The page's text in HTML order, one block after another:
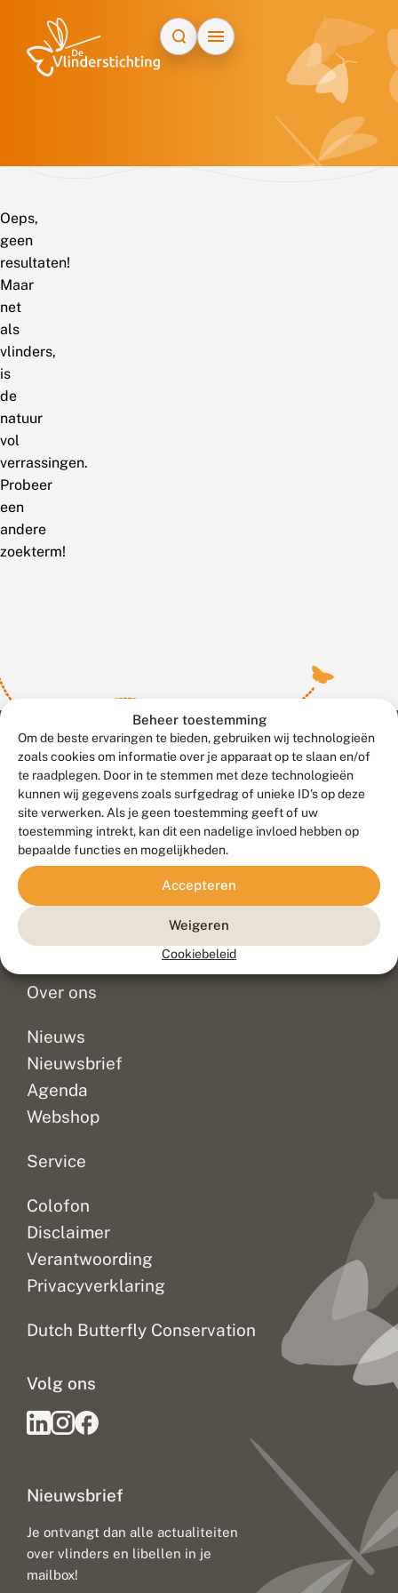
Beheer toestemming
Om de beste ervaringen te bieden, gebruiken wij technologieën
zoals cookies om informatie over je apparaat op te slaan en/of
te raadplegen. Door in te stemmen met deze technologieën
kunnen wij gegevens zoals surfgedrag of unieke ID's op deze
site verwerken. Als je geen toestemming geeft of uw
toestemming intrekt, kan dit een nadelige invloed hebben op
bepaalde functies en mogelijkheden.
Accepteren
Weigeren
Cookiebeleid
Oeps,
geen
resultaten!
Maar
net
als
vlinders,
is
de
natuur
vol
verrassingen.
Probeer
een
andere
zoekterm!
Contact
Veelgestelde vragen
Doneer
Over ons
Nieuws
Nieuwsbrief
Agenda
Webshop
Service
Colofon
Disclaimer
Verantwoording
Privacyverklaring
Dutch Butterfly Conservation
Nieuwsbrief
Je ontvangt dan alle actualiteiten
over vlinders en libellen in je
mailbox!
Volg ons
Meld waarnemingen© 2026 Vlinderstichting
Duurzaam ontwikkeld door
Go2People
, ontworpen door
Blue Field Agency
Privacy
Disclaimer
Sitemap